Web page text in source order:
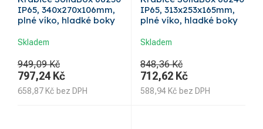
IP65, 340x270x106mm,
plné víko, hladké boky
Skladem
949,09 Kč
797,24 Kč
658,87 Kč bez DPH
IP65, 313x253x165mm,
plné víko, hladké boky
Skladem
848,36 Kč
712,62 Kč
588,94 Kč bez DPH